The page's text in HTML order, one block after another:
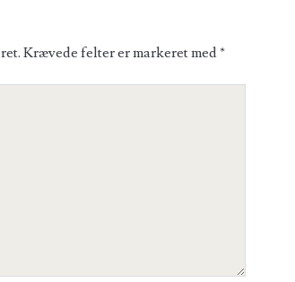
Krævede felter er markeret med*